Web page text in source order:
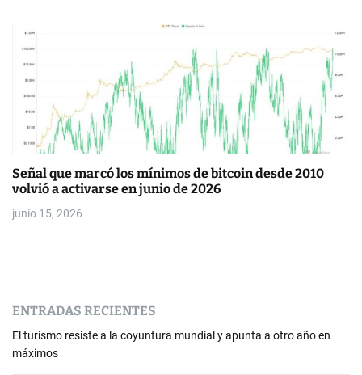
Señal que marcó los mínimos de bitcoin desde 2010
volvió a activarse en junio de 2026
junio 15, 2026
ENTRADAS RECIENTES
El turismo resiste a la coyuntura mundial y apunta a otro año en
máximos